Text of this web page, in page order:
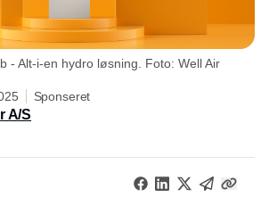
- Alt-i-en hydro løsning. Foto: Well Air
Sponseret
A/S